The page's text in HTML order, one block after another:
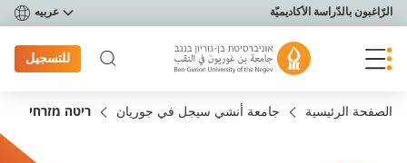
תפריט נגישות
الرّاغبون بالدّراسة الأكاديميّة عربيه
للتسجيل
الصفحة الرئيسية جامعة أنشي سيجل في جوريان ריטה מזרחי